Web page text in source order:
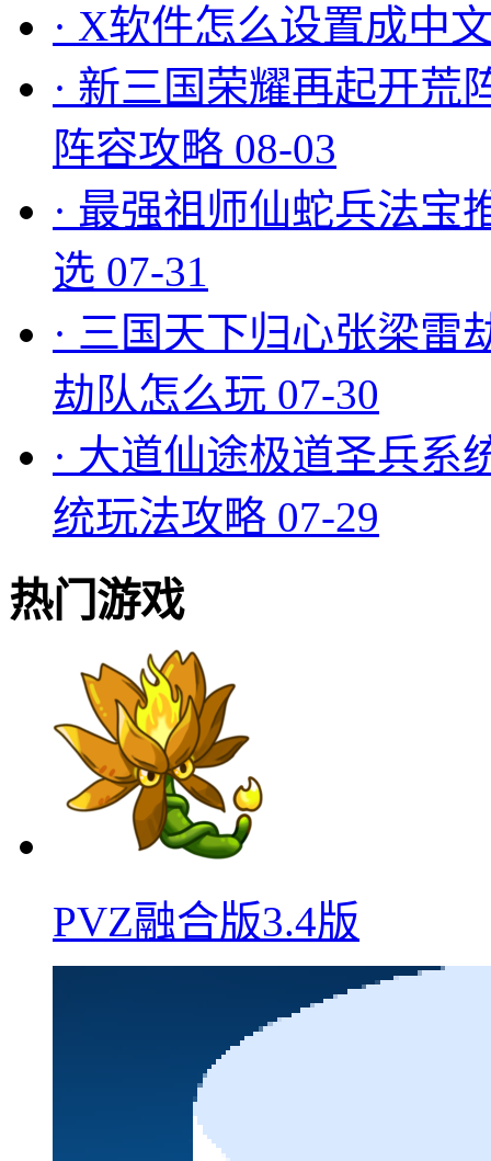
· X软件怎么设置成中
· 新三国荣耀再起开荒
阵容攻略 08-03
· 最强祖师仙蛇兵法宝
选 07-31
· 三国天下归心张梁雷
劫队怎么玩 07-30
· 大道仙途极道圣兵系
统玩法攻略 07-29
热门游戏
PVZ融合版3.4版